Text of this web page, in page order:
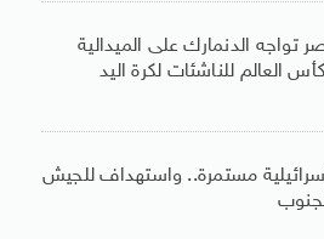
تواجه الدنمارك على الميدالية
العالم للناشئات لكرة اليد
مستمرة.. واستهداف للجيش